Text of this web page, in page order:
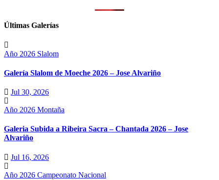
Últimas Galerías
Año 2026 Slalom
Galería Slalom de Moeche 2026 – Jose Alvariño
Jul 30, 2026
Año 2026 Montaña
Galeria Subida a Ribeira Sacra – Chantada 2026 – Jose
Alvariño
Jul 16, 2026
Año 2026 Campeonato Nacional